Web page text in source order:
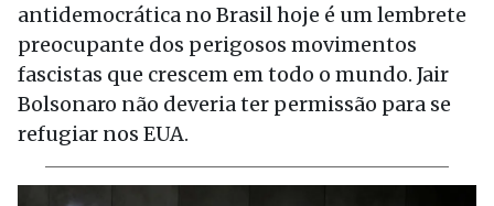
antidemocrática no Brasil hoje é um lembrete
preocupante dos perigosos movimentos
fascistas que crescem em todo o mundo. Jair
Bolsonaro não deveria ter permissão para se
refugiar nos EUA.